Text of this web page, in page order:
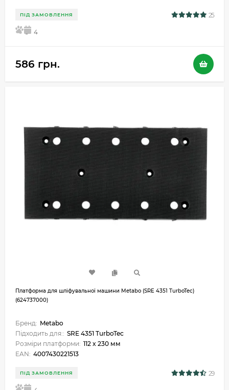
ПІД ЗАМОВЛЕННЯ 25
5 4
586 грн.
Платформа для шліфувальної машини Metabo (SRE 4351 TurboTec)
(624737000)
Бренд: Metabo
Підходить для:: SRE 4351 TurboTec
Розміри платформи: 112 x 230 мм
EAN: 4007430221513
ПІД ЗАМОВЛЕННЯ 29